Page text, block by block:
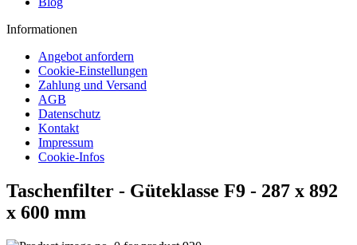
Informationen
Angebot anfordern
Cookie-Einstellungen
Zahlung und Versand
AGB
Datenschutz
Kontakt
Impressum
Cookie-Infos
Taschenfilter - Güteklasse F9 - 287 x 892
x 600 mm